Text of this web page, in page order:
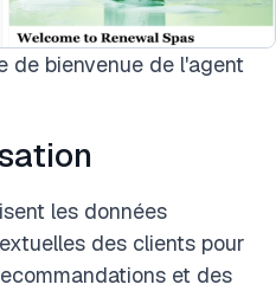
de bienvenue de l'agent
les données
des clients pour
et des